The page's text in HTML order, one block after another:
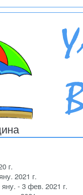
г.
2021 г.
яну. - 3 фев. 2021 г.